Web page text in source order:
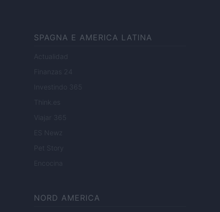
SPAGNA E AMERICA LATINA
Actualidad
Finanzas 24
Investindo 365
Think.es
Viajar 365
ES Newz
Pet Story
Encocina
NORD AMERICA